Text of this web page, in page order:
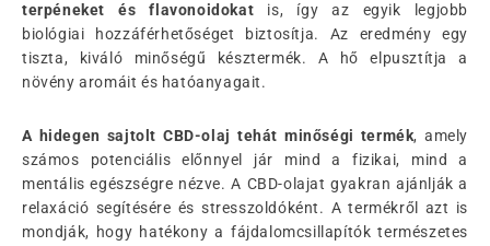
terpéneket és flavonoidokat is, így az egyik legjobb
biológiai hozzáférhetőséget biztosítja. Az eredmény egy
tiszta, kiváló minőségű késztermék. A hő elpusztítja a
növény aromáit és hatóanyagait.
A hidegen sajtolt CBD-olaj tehát minőségi termék, amely
számos potenciális előnnyel jár mind a fizikai, mind a
mentális egészségre nézve. A CBD-olajat gyakran ajánlják a
relaxáció segítésére és stresszoldóként. A termékről azt is
mondják, hogy hatékony a fájdalomcsillapítók természetes